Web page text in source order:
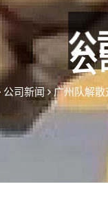
公
公司新闻 广州队解散